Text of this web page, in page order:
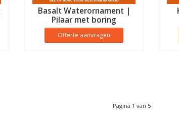
Basalt Waterornament |
Pilaar met boring
Offerte aanvragen
Pagina 1 van 5